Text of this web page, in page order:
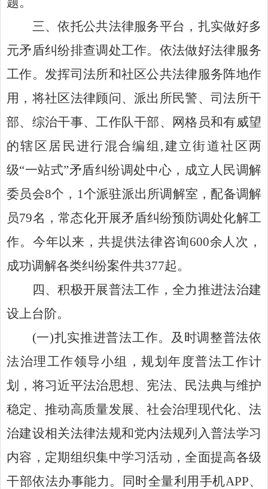
三、依托公共法律服务平台 ，扎实做好多
元矛盾纠纷排查调处工作。 依法做好法律服务
工作。发挥司法所和社区公共法律服务阵地作
用，将社区法律顾问、派出所民警、司法所干
部、综治干事、工作队干部、网格员和有威望
的辖区居民进行混合编组 ,建立街道社区两
级“一站式”矛盾纠纷调处中心，成立人民调解
委员会8个， 1个派驻派出所调解室，配备调解
员79名，常态化开展矛盾纠纷预防调处化解工
作。今年以来，共提供法律咨询600余人次，
成功调解各类纠纷案件共377起。
四、积极开展普法工作，全力推进法治建
设上台阶。
(一)扎实推进普法工作。及时调整普法依
法治理工作领导小组，规划年度普法工作计
划，将习近平法治思想、宪法、民法典与维护
稳定、推动高质量发展、社会治理现代化、法
治建设相关法律法规和党内法规列入普法学习
内容，定期组织集中学习活动，全面提高各级
干部依法办事能力。
同时全量利用手机APP、